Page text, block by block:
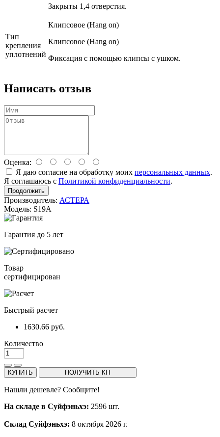
Закрыты 1,4 отверстия.
Тип
крепления
уплотнений
Клипсовое (Hang on)
Клипсовое (Hang on)
Фиксация с помощью клипсы с ушком.
Написать отзыв
Оценка:
Я даю согласие на обработку моих персональных данных.
Я соглашаюсь с Политикой конфиденциальности.
Продолжить
Производитель: АСТЕРА
Модель: S19A
Гарантия до 5 лет
Товар
сертифицирован
Быстрый расчет
1630.66 руб.
Количество
КУПИТЬ ПОЛУЧИТЬ КП
Нашли дешевле? Сообщите!
На складе в Суйфэньхэ: 2596 шт.
Склад Суйфэньхэ: 8 октября 2026 г.